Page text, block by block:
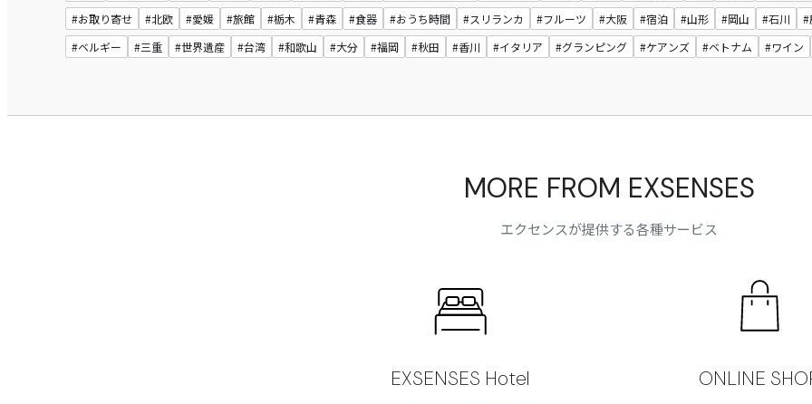
#お取り寄せ
#北欧 #愛媛 #旅館 #栃木 #青森 #食器 #おうち時間 #スリランカ #フルーツ #大阪 #宿泊 #山形 #岡山 #石川 #
#ベルギー
#三重 #世界遺産 #台湾 #和歌山 #大分 #福岡 #秋田 #香川 #イタリア #グランピング #ケアンズ #ベトナム #ワイン
MORE FROM EXSENSES
エクセンスが提供する各種サービス
EXSENSES Hotel ONLINE